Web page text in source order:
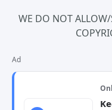
WE DO NOT
Ad